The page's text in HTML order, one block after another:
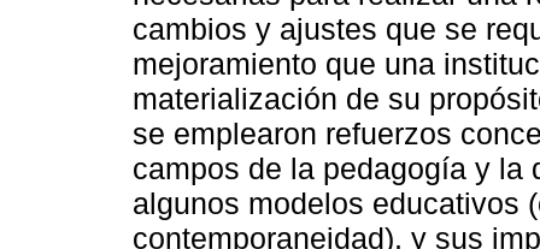
cambios y ajustes que se
mejoramiento que una
materialización de su
se emplearon refuerzos
campos de la pedagogía y la
algunos modelos educativos
contemporaneidad), y sus